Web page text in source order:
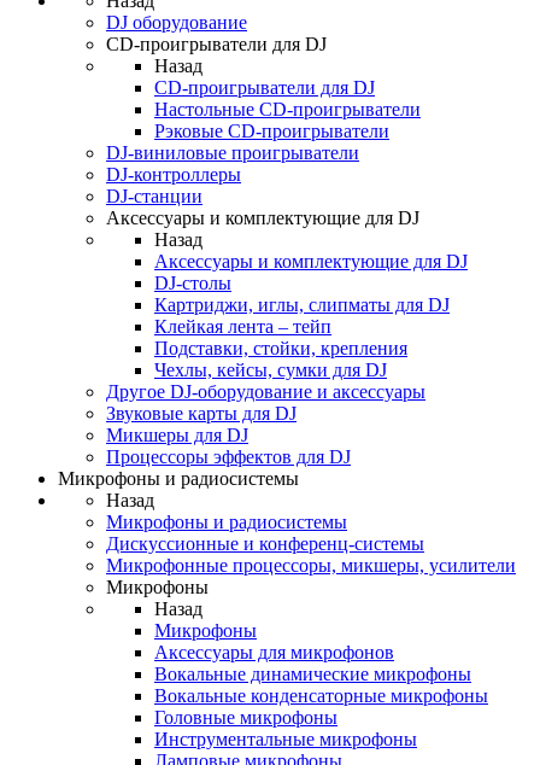
DJ оборудование
CD-проигрыватели для DJ
Назад
CD-проигрыватели для DJ
Настольные CD-проигрыватели
Рэковые CD-проигрыватели
DJ-виниловые проигрыватели
DJ-контроллеры
DJ-станции
Аксессуары и комплектующие для DJ
Назад
Аксессуары и комплектующие для DJ
DJ-столы
Картриджи, иглы, слипматы для DJ
Клейкая лента – тейп
Подставки, стойки, крепления
Чехлы, кейсы, сумки для DJ
Другое DJ-оборудование и аксессуары
Звуковые карты для DJ
Микшеры для DJ
Процессоры эффектов для DJ
Микрофоны и радиосистемы
Назад
Микрофоны и радиосистемы
Дискуссионные и конференц-системы
Микрофонные процессоры, микшеры, усилители
Микрофоны
Назад
Микрофоны
Аксессуары для микрофонов
Вокальные динамические микрофоны
Вокальные конденсаторные микрофоны
Головные микрофоны
Инструментальные микрофоны
Ламповые микрофоны